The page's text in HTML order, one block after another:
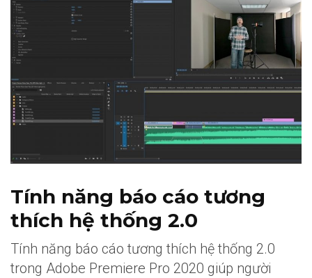
Tính năng báo cáo tương
thích hệ thống 2.0
Tính năng báo cáo tương thích hệ thống 2.0
trong Adobe Premiere Pro 2020 giúp người